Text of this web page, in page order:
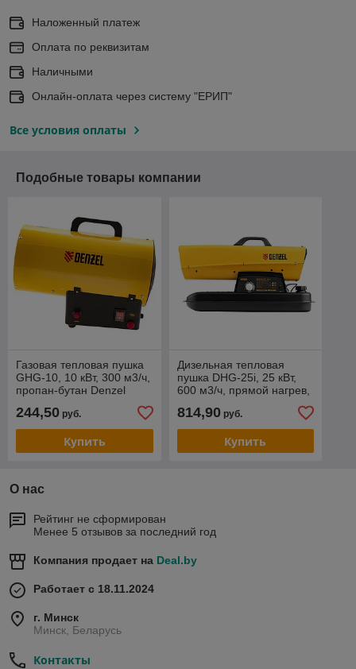
Наложенный платеж
Оплата по реквизитам
Наличными
Онлайн-оплата через систему "ЕРИП"
Все условия оплаты
Подобные товары компании
Газовая тепловая пушка
GHG-10, 10 кВт, 300 м3/ч,
пропан-бутан Denzel
244,50 руб.
Купить
Дизельная тепловая
пушка DHG-25i, 25 кВт,
600 м3/ч, прямой нагрев,
814,90руб.
Купить
О нас
Рейтинг не сформирован
Менее 5 отзывов за последний год
Компания продает на Deal.by
Работает с 18.11.2024
г. Минск
Минск, Беларусь
Контакты